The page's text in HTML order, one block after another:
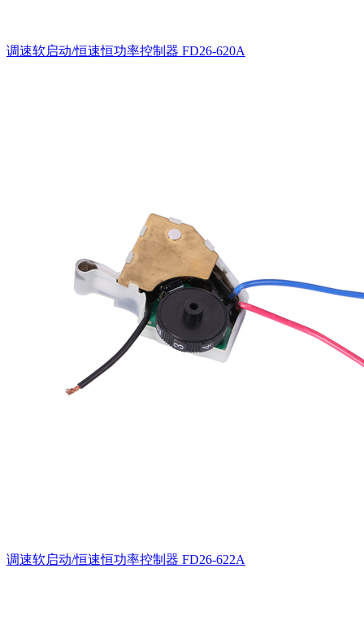
调速软启动/恒速恒功率控制器 FD26-620A
调速软启动/恒速恒功率控制器 FD26-622A